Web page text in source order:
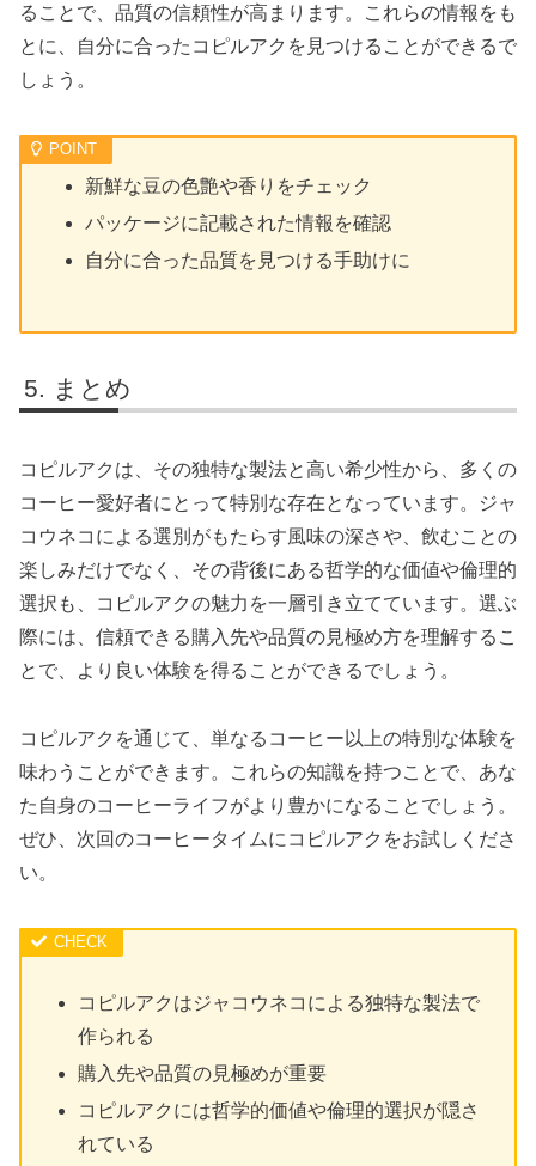
ることで、品質の信頼性が高まります。これらの情報をも
とに、自分に合ったコピルアクを見つけることができるで
しょう。
新鮮な豆の色艶や香りをチェック
パッケージに記載された情報を確認
自分に合った品質を見つける手助けに
まとめ
コピルアクは、その独特な製法と高い希少性から、多くの
コーヒー愛好者にとって特別な存在となっています。ジャ
コウネコによる選別がもたらす風味の深さや、飲むことの
楽しみだけでなく、その背後にある哲学的な価値や倫理的
選択も、コピルアクの魅力を一層引き立てています。選ぶ
際には、信頼できる購入先や品質の見極め方を理解するこ
とで、より良い体験を得ることができるでしょう。
コピルアクを通じて、単なるコーヒー以上の特別な体験を
味わうことができます。これらの知識を持つことで、あな
た自身のコーヒーライフがより豊かになることでしょう。
ぜひ、次回のコーヒータイムにコピルアクをお試しくださ
い。
コピルアクはジャコウネコによる独特な製法で
作られる
購入先や品質の見極めが重要
コピルアクには哲学的価値や倫理的選択が隠さ
れている